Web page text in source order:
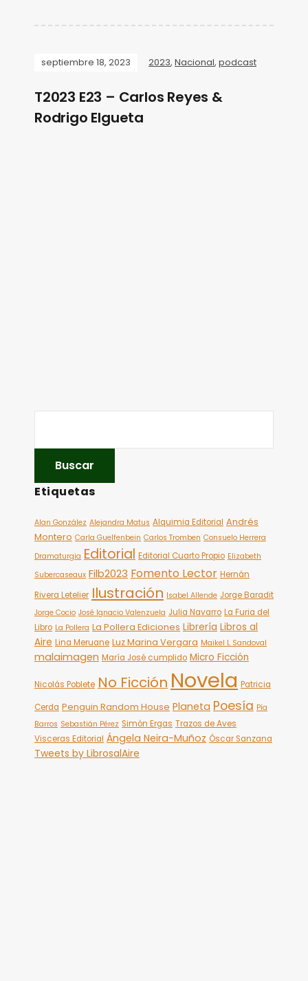
septiembre 18, 2023 2023, Nacional, podcast
T2023 E23 – Carlos Reyes &
Rodrigo Elgueta
Etiquetas
Alan González Alejandra Matus Alquimia Editorial Andrés
Montero Carla Guelfenbein Carlos Tromben Consuelo Herrera
Dramaturgia Editorial Editorial Cuarto Propio Elizabeth
Subercaseaux Filb2023 Fomento Lector Hernán
Rivera Letelier Ilustración Isabel Allende Jorge Baradit
Jorge Cocio José Ignacio Valenzuela Julia Navarro La Furia del
Libro La Pollera La Pollera Ediciones Librería Libros al
Aire Lina Meruane Luz Marina Vergara Maikel L Sandoval
malaimagen María José cumplido Micro Ficción
Nicolás Poblete No Ficción Novela Patricia
Cerda Penguin Random House Planeta Poesía Pía
Barros Sebastián Pérez Simón Ergas Trazos de Aves
Visceras Editorial Ángela Neira-Muñoz Óscar Sanzana
Tweets by LibrosalAire